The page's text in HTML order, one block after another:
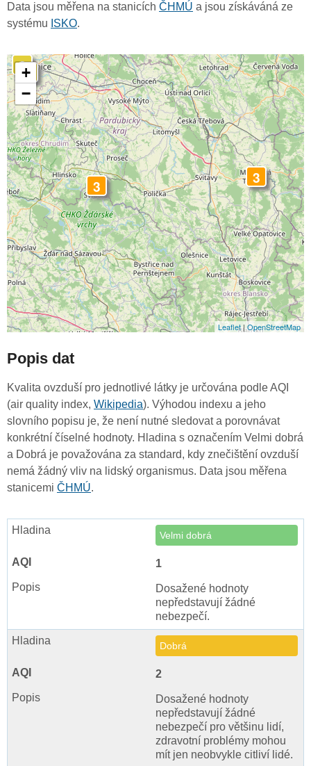
Data jsou měřena na stanicích ČHMÚ a jsou získáváná ze
systému ISKO.
3
22
3
+
−
Leaflet|OpenStreetMap
Popis dat
Kvalita ovzduší pro jednotlivé látky je určována podle AQI
(air quality index, Wikipedia). Výhodou indexu a jeho
slovního popisu je, že není nutné sledovat a porovnávat
konkrétní číselné hodnoty. Hladina s označením Velmi dobrá
a Dobrá je považována za standard, kdy znečištění ovzduší
nemá žádný vliv na lidský organismus. Data jsou měřena
stanicemi ČHMÚ.
Velmi dobrá
1
Dosažené hodnoty
nepředstavují žádné
nebezpečí.
Dobrá
2
Dosažené hodnoty
nepředstavují žádné
nebezpečí pro většinu lidí,
zdravotní problémy mohou
mít jen neobvykle citliví lidé.